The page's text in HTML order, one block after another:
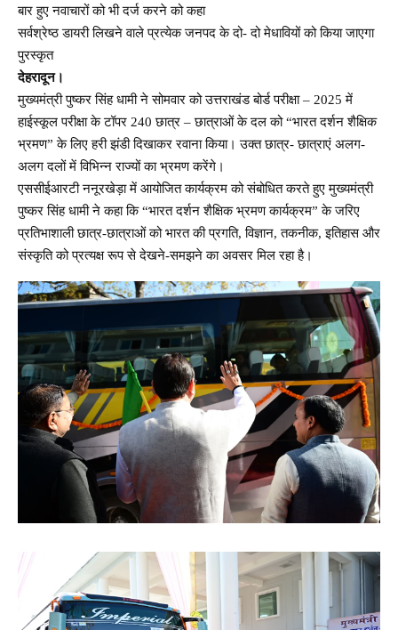
बार हुए नवाचारों को भी दर्ज करने को कहा
सर्वश्रेष्ठ डायरी लिखने वाले प्रत्येक जनपद के दो- दो मेधावियों को किया जाएगा
पुरस्कृत
देहरादून।
मुख्यमंत्री पुष्कर सिंह धामी ने सोमवार को उत्तराखंड बोर्ड परीक्षा – 2025 में
हाईस्कूल परीक्षा के टॉपर 240 छात्र – छात्राओं के दल को “भारत दर्शन शैक्षिक
भ्रमण” के लिए हरी झंडी दिखाकर रवाना किया। उक्त छात्र- छात्राएं अलग-
अलग दलों में विभिन्न राज्यों का भ्रमण करेंगे।
एससीईआरटी ननूरखेड़ा में आयोजित कार्यक्रम को संबोधित करते हुए मुख्यमंत्री
पुष्कर सिंह धामी ने कहा कि “भारत दर्शन शैक्षिक भ्रमण कार्यक्रम” के जरिए
प्रतिभाशाली छात्र-छात्राओं को भारत की प्रगति, विज्ञान, तकनीक, इतिहास और
संस्कृति को प्रत्यक्ष रूप से देखने-समझने का अवसर मिल रहा है।